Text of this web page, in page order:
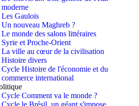
moderne
Les Gaulois
Un nouveau Maghreb ?
Le monde des salons littéraires
Syrie et Proche-Orient
La ville au cœur de la civilisation
Histoire divers
Cycle Histoire de l'économie et du
commerce international
Cycle Comment va le monde ?